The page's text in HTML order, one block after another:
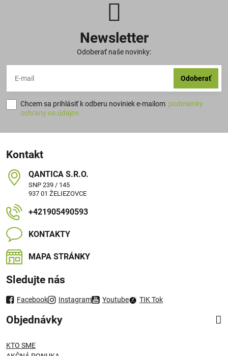
Newsletter
Odoberať naše novinky:
Odoberať
Chcem sa prihlásiť k odberu noviniek e-mailom podmienky
ochrany os.údajov.
Kontakt
QANTICA S​.R​.O​.
SNP 239 / 145
937 01 ŽELIEZOVCE
+421905490593
KONTAKTY
MAPA STRÁNKY
Sledujte nás
Facebook Instagram Youtube TIK Tok
Objednávky
KTO SME